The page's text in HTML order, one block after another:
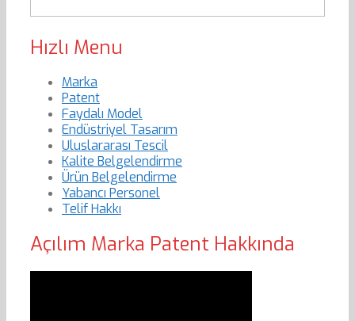
Hızlı Menu
Marka
Patent
Faydalı Model
Endüstriyel Tasarım
Uluslararası Tescil
Kalite Belgelendirme
Ürün Belgelendirme
Yabancı Personel
Telif Hakkı
Açılım Marka Patent Hakkında